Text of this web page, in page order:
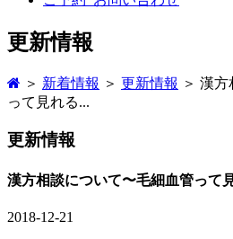
更新情報
＞ 新着情報 ＞ 更新情報 ＞ 漢
って見れる...
更新情報
漢方相談について〜毛細血管って
2018-12-21